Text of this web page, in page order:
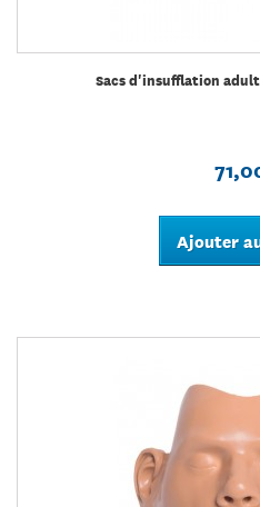
Sacs d'insufflation
Ajouter